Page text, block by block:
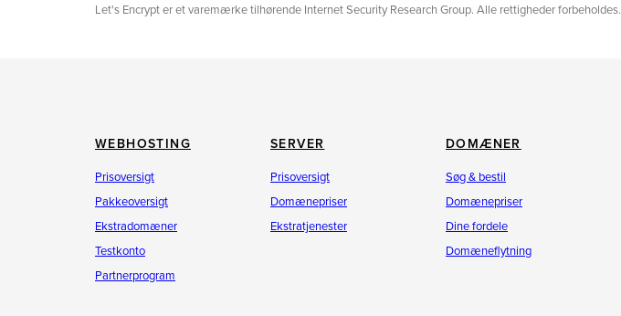
Let's Encrypt er et varemærke tilhørende Internet Security Research Group. Alle rettigheder forbeholdes.
WEBHOSTING
Prisoversigt
Pakkeoversigt
Ekstradomæner
Testkonto
Partnerprogram
SERVER
Prisoversigt
Domænepriser
Ekstratjenester
DOMÆNER
Søg & bestil
Domænepriser
Dine fordele
Domæneflytning